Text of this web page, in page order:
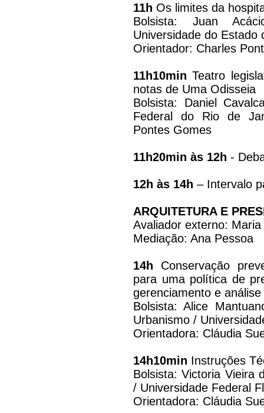
11h Os limites da
Bolsista: Juan
Universidade do
Orientador: Charles
11h10min Teatro
notas de Uma Odisseia
Bolsista: Daniel
Federal do Rio de
Pontes Gomes
11h20min às 12h -
12h às 14h – Intervalo
ARQUITETURA E
Avaliador externo:
Mediação: Ana Pessoa
14h Conservação
para uma política de
gerenciamento e
Bolsista: Alice
Urbanismo /
Orientadora: Cláudia
14h10min Instruções
Bolsista: Victoria Vieira
/ Universidade Federal
Orientadora: Cláudia